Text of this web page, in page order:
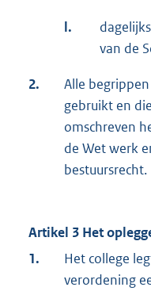
l.
van de
2.
Alle
gebruikt en
omschreven
de Wet werk
bestuursrecht.
Artikel 3 Het
1.
Het college
verordening